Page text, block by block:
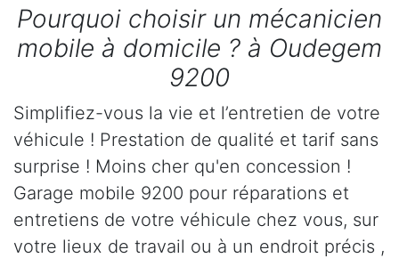
Pourquoi choisir un mécanicien
mobile à domicile ? à Oudegem
9200
Simplifiez-vous la vie et l’entretien de votre
véhicule ! Prestation de qualité et tarif sans
surprise ! Moins cher qu'en concession !
Garage mobile 9200 pour réparations et
entretiens de votre véhicule chez vous, sur
votre lieux de travail ou à un endroit précis ,